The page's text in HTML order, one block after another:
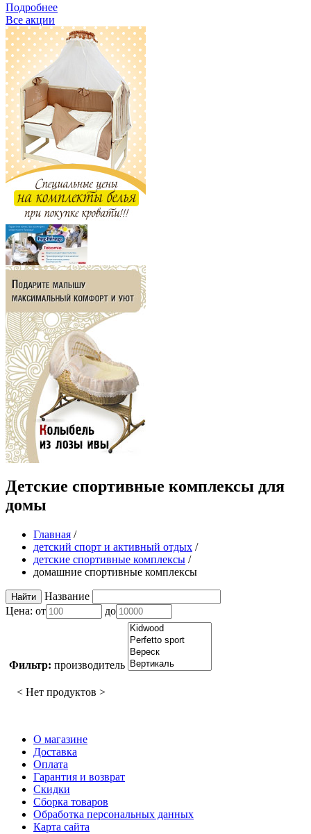
Подробнее
Все акции
Детские спортивные комплексы для
домы
Главная /
детский спорт и активный отдых /
детские спортивные комплексы /
домашние спортивные комплексы
Название
Цена: от до
Фильтр: производитель
< Нет продуктов >
О магазине
Доставка
Оплата
Гарантия и возврат
Скидки
Сборка товаров
Обработка персональных данных
Карта сайта